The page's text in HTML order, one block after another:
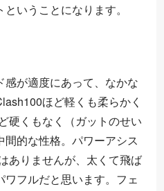
いうことになります。
が適度にあって、なかな
ほど軽くも柔らかく
硬くもなく（ガットのせい
間的な性格。パワーアシス
ありませんが、太くて飛ば
フルだと思います。フェ